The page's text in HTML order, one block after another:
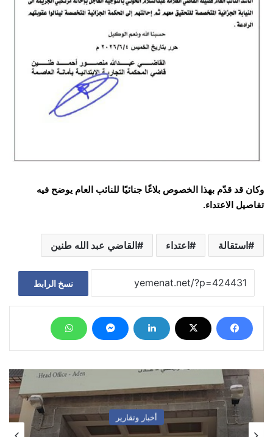
وكان قد قدّم بهذا الخصوص بلاغًا جنائيًا للنائب العام يوضح فيه
تفاصيل الاعتداء.
استقالة اعتداء القاضي عبد الله طنين
نسخ الرابط
أخبار وتقارير